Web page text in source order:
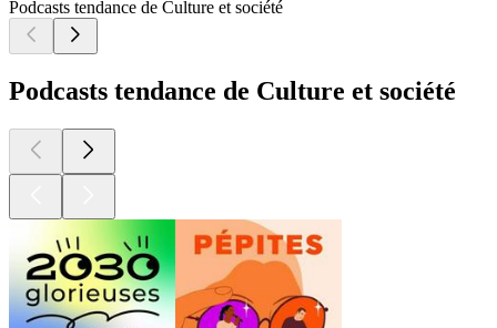
Podcasts tendance de Culture et société
Podcasts tendance de Culture et société